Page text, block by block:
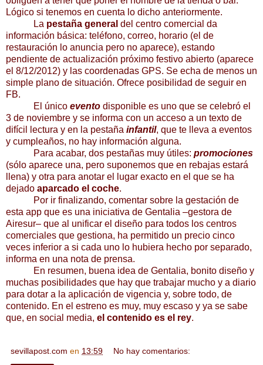
Lógico si tenemos en cuenta lo dicho anteriormente.
La pestaña general del centro comercial da
información básica: teléfono, correo, horario (el de
restauración lo anuncia pero no aparece), estando
pendiente de actualización próximo festivo abierto (aparece
el 8/12/2012) y las coordenadas GPS. Se echa de menos un
simple plano de situación. Ofrece posibilidad de seguir en
FB.
El únicoevento disponible es uno que se celebró el
3 de noviembre y se informa con un acceso a un texto de
difícil lectura y en la pestaña infantil, que te lleva a eventos
y cumpleaños, no hay información alguna.
Para acabar, dos pestañas muy útiles:promociones
(sólo aparece una, pero suponemos que en rebajas estará
llena) y otra para anotar el lugar exacto en el que se ha
dejado aparcado el coche.
Por ir finalizando, comentar sobre la gestación de
esta app que es una iniciativa de Gentalia –gestora de
Airesur– que al unificar el diseño para todos los centros
comerciales que gestiona, ha permitido un precio cinco
veces inferior a si cada uno lo hubiera hecho por separado,
informa en una nota de prensa.
En resumen, buena idea de Gentalia, bonito diseño y
muchas posibilidades que hay que trabajar mucho y a diario
para dotar a la aplicación de vigencia y, sobre todo, de
contenido. En el estreno es muy, muy escaso y ya se sabe
que, en social media, el contenido es el rey.
sevillapost.com en 13:59 No hay comentarios: